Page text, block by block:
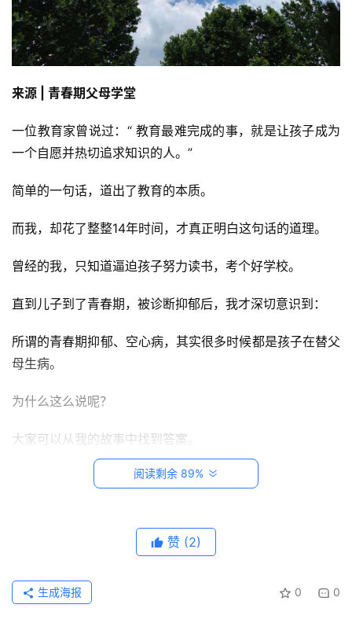
首
创
悟
教
笔
登录
来源 | 青春期父母学堂
一位教育家曾说过：“ 教育最难完成的事，就是让孩子成为
一个自愿并热切追求知识的人。”
简单的一句话，道出了教育的本质。
而我，却花了整整14年时间，才真正明白这句话的道理。
曾经的我，只知道逼迫孩子努力读书，考个好学校。
直到儿子到了青春期，被诊断抑郁后，我才深切意识到：
所谓的青春期抑郁、空心病，其实很多时候都是孩子在替父
母生病。
为什么这么说呢？
大家可以从我的故事中找到答案。
我由于是专科毕业的，一直都在为自己的学历自卑。
我的高中同桌，当年成功考入重点大学，如今年薪30万。
而我，辛苦程度可能并不亚于她，但一年到手也就十万左
阅读剩余 89%
赞 (2)
0 0
生成海报